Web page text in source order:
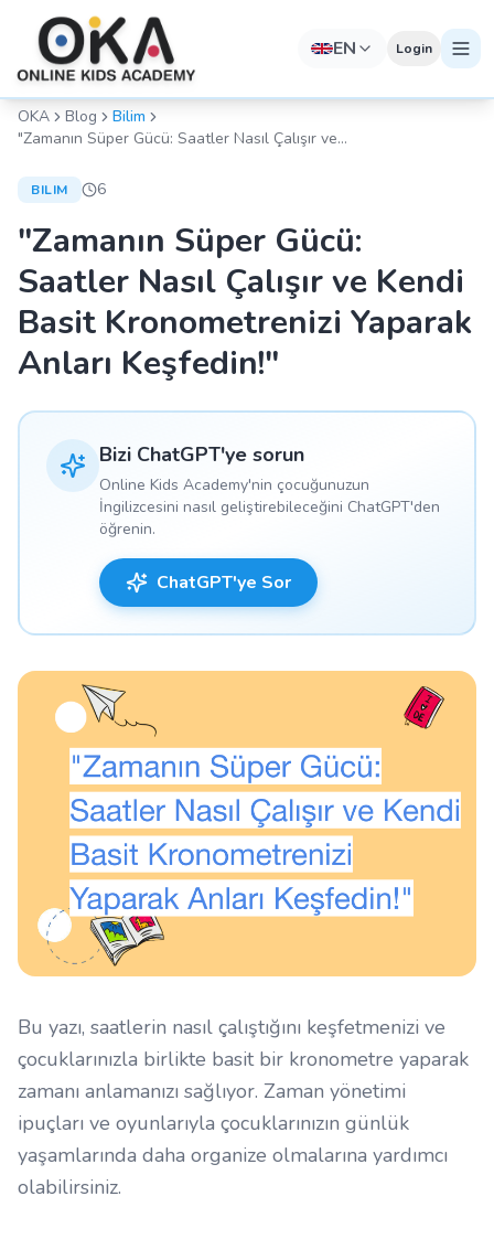
EN Login
OKA Blog
Bilim
"Zamanın Süper Gücü: Saatler Nasıl Çalışır ve
Keşfedin!"
BILIM 6
"Zamanın Süper Gücü:
Saatler Nasıl Çalışır ve Kendi
Basit Kronometrenizi Yaparak
Anları Keşfedin!"
Bizi ChatGPT'ye sorun
Online Kids Academy'nin çocuğunuzun
İngilizcesini nasıl geliştirebileceğini ChatGPT'den
öğrenin.
ChatGPT'ye Sor
Bu yazı, saatlerin nasıl çalıştığını keşfetmenizi ve
çocuklarınızla birlikte basit bir kronometre yaparak
zamanı anlamanızı sağlıyor. Zaman yönetimi
ipuçları ve oyunlarıyla çocuklarınızın günlük
yaşamlarında daha organize olmalarına yardımcı
olabilirsiniz.